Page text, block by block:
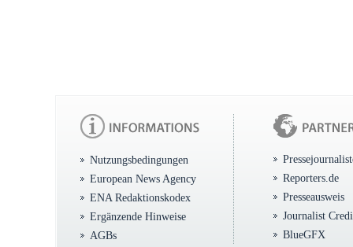
Nutzungsbedingungen
European News Agency
ENA Redaktionskodex
Ergänzende Hinweise
AGBs
Reporters.de
Presseausweis
Journalist
BlueGFX